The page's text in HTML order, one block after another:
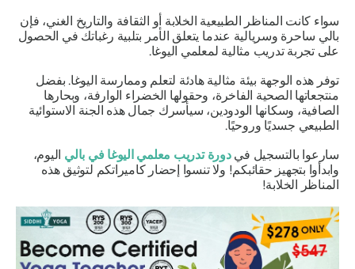
سواء كانت المناظر الطبيعية الخلابة أو الثقافة والتاريخ الغني، فإن
بالي ساحرة وسريالية عندما يتعلق الأمر بتلبية رغباتك في الحصول
على تجربة تدريب مثالية لمعلمي اليوغا.
توفر هذه الوجهة بيئة مثالية هادئة لتعلم وممارسة اليوغا. بفضل
منتجعاتها الصحية الفاخرة، وحقولها الخضراء الوارفة، وبحارها
الصافية، وسكانها الودودين، سيأسرك جمال هذه الجنة الاستوائية
الطبيعي جسديًا وروحيًا.
سارعوا بالتسجيل في دورة تدريب معلمي اليوغا في بالياليوم،
وابدأوا بتجهيز حقائبكم! ولا تنسوا إحضار كاميراتكم لتوثيق هذه
المناظر الخلابة!